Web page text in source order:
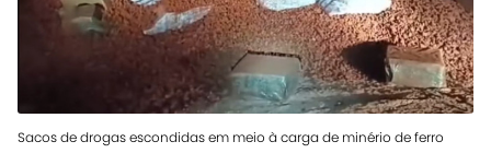
Sacos de drogas escondidas em meio à carga de minério de ferro